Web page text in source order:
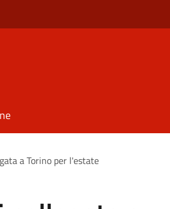
a Torino per l'estate